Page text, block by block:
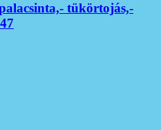
tükörtojás,-